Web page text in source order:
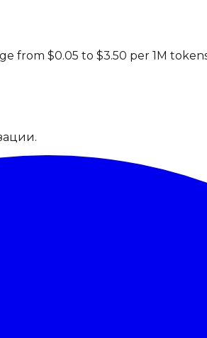
from $0.05 to $3.50 per 1M